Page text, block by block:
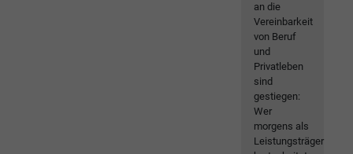
an die
Vereinbarkeit
von Beruf
und
Privatleben
sind
gestiegen:
Wer
morgens als
Leistungsträger